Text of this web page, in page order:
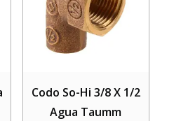
Codo So-Hi 3/8 X 1/2
Agua Taumm